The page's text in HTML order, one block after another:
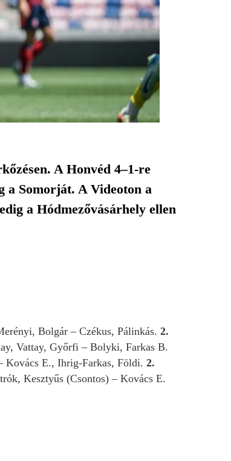
A Honvéd 4–1-re
a Somorját. A Videoton a
a Hódmezővásárhely ellen
Bolgár – Czékus, Pálinkás. 2.
Vattay, Győrfi – Bolyki, Farkas B.
Kovács E., Ihrig-Farkas, Földi. 2.
Kesztyűs (Csontos) – Kovács E.